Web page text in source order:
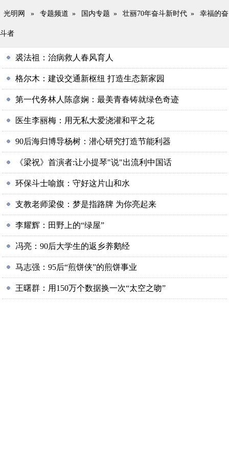
光明网 » 专题频道 » 国内专题 » 壮丽70年奋斗新时代 » 幸福的奋
斗者
裘法祖：治病救人春风育人
格尔木：建设交通新枢纽 打造生态新家园
第一代务林人陈彦娴：最美青春铸就绿色奇迹
医生李丽梅：用无私大爱浇灌和平之花
90后海归博导杨树：潜心研究打造节能利器
《梁祝》首演者:让小提琴"说"出流利中国话
环保斗士喻旗：守好这片山和水
支教老师梁俊：梦是指路牌 为你亮起来
李耀辉：田野上的“绿屋”
冯亮：90后大学生的返乡养鹅经
马志强：95后“煎饼侠”的煎饼事业
王曙群：用150万个数据换一次“太空之吻”